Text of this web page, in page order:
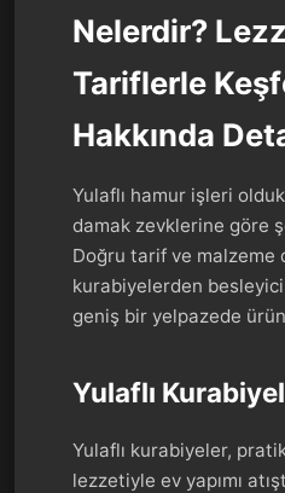
Nelerdir?
Tariflerle
Hakkında
Yulaflı hamur işleri
damak zevklerine göre
Doğru tarif ve malzeme
kurabiyelerden
geniş bir yelpazede
Yulaflı
Yulaflı kurabiyeler,
lezzetiyle ev yapımı